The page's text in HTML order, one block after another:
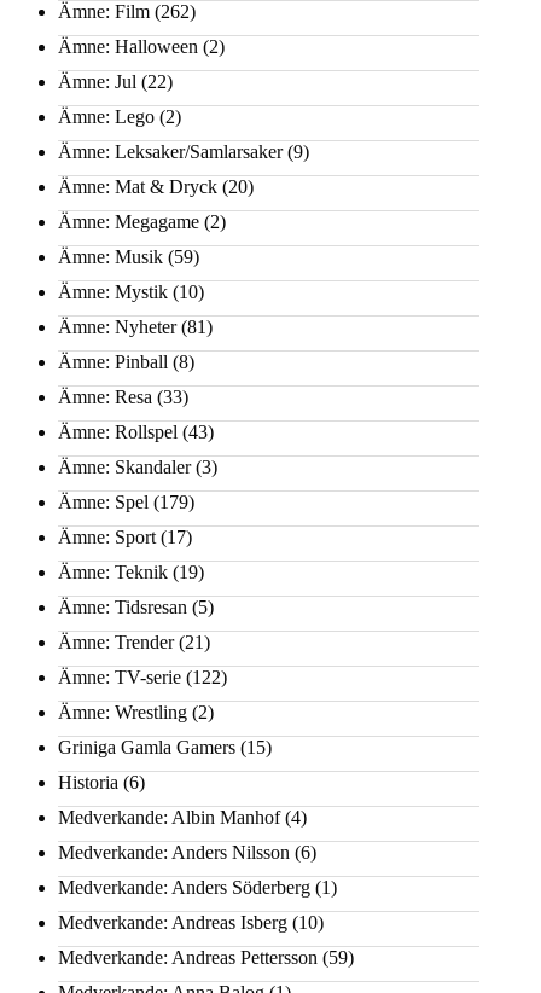
Ämne: Film (262)
Ämne: Halloween (2)
Ämne: Jul (22)
Ämne: Lego (2)
Ämne: Leksaker/Samlarsaker(9)
Ämne: Mat & Dryck (20)
Ämne: Megagame (2)
Ämne: Musik (59)
Ämne: Mystik (10)
Ämne: Nyheter(81)
Ämne: Pinball (8)
Ämne: Resa (33)
Ämne: Rollspel (43)
Ämne: Skandaler(3)
Ämne: Spel (179)
Ämne: Sport (17)
Ämne: Teknik (19)
Ämne: Tidsresan (5)
Ämne: Trender(21)
Ämne: TV-serie (122)
Ämne: Wrestling (2)
Griniga Gamla Gamers (15)
Historia (6)
Medverkande: Albin Manhof(4)
Medverkande: Anders Nilsson (6)
Medverkande: Anders Söderberg (1)
Medverkande: Andreas Isberg (10)
Medverkande: Andreas Pettersson (59)